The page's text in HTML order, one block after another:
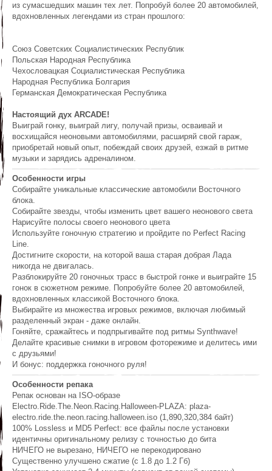
из сумасшедших машин тех лет. Попробуй более 20 автомобилей,
вдохновленных легендами из стран прошлого:
Союз Советских Социалистических Республик
Польская Народная Республика
Чехословацкая Социалистическая Республика
Народная Республика Болгария
Германская Демократическая Республика
Настоящий дух ARCADE!
Выиграй гонку, выиграй лигу, получай призы, осваивай и
восхищайся неоновыми автомобилями, расширяй свой гараж,
приобретай новый опыт, побеждай своих друзей, езжай в ритме
музыки и зарядись адреналином.
Особенности игры
Собирайте уникальные классические автомобили Восточного
блока.
Собирайте звезды, чтобы изменить цвет вашего неонового света
Нарисуйте полосы своего неонового цвета
Используйте гоночную стратегию и пройдите по Perfect Racing
Line.
Достигните скорости, на которой ваша старая добрая Лада
никогда не двигалась.
Разблокируйте 20 гоночных трасс в быстрой гонке и выиграйте 15
гонок в сюжетном режиме. Попробуйте более 20 автомобилей,
вдохновленных классикой Восточного блока.
Выбирайте из множества игровых режимов, включая любимый
разделенный экран - даже онлайн.
Гоняйте, сражайтесь и подпрыгивайте под ритмы Synthwave!
Делайте красивые снимки в игровом фоторежиме и делитесь ими
с друзьями!
И бонус: поддержка гоночного руля!
Особенности репака
Репак основан на ISO-образе
Electro.Ride.The.Neon.Racing.Halloween-PLAZA: plaza-
electro.ride.the.neon.racing.halloween.iso (1,890,320,384 байт)
100% Lossless и MD5 Perfect: все файлы после установки
идентичны оригинальному релизу с точностью до бита
НИЧЕГО не вырезано, НИЧЕГО не перекодировано
Существенно улучшено сжатие (с 1.8 до 1.2 Гб)